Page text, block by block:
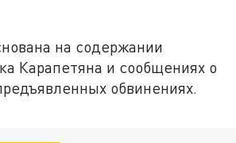
на содержании
Карапетяна и сообщениях о
обвинениях.